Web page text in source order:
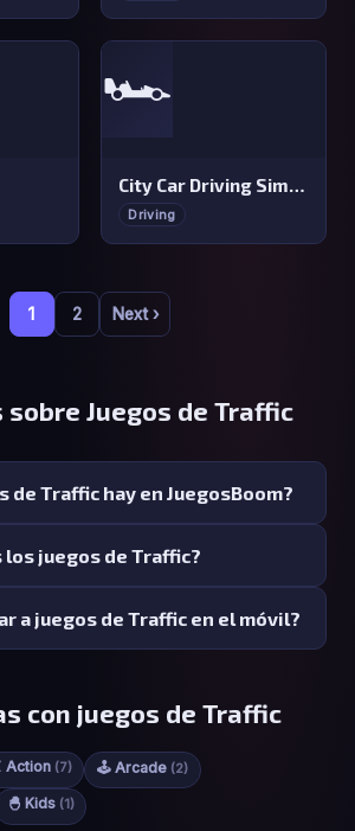
🏎️
City Car Driving Simulator 3
Driving
1 2 Next ›
sobre Juegos de Traffic
de Traffic hay en JuegosBoom?
los juegos de Traffic?
a juegos de Traffic en el móvil?
con juegos de Traffic
Action (7) 🕹️ Arcade (2)
🐣 Kids (1)